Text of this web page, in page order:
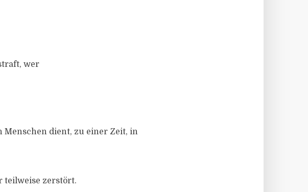
wer
Menschen dient, zu einer Zeit, in
teilweise zerstört.